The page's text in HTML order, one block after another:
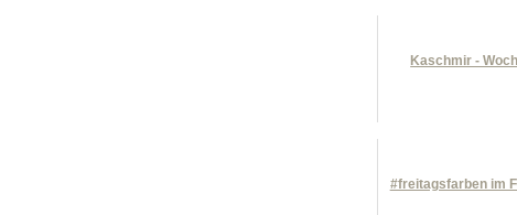
Kaschmir -
#freitagsfarben im